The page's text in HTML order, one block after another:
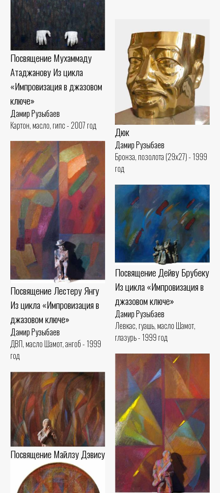
Посвящение Мухаммаду
Атаджанову Из цикла
«Импровизация в джазовом
ключе»
Дамир Рузыбаев
Картон, масло, гипс - 2007 год
Дюк
Дамир Рузыбаев
Бронза, позолота (29x27) - 1999
год
Посвящение Лестеру Янгу
Из цикла «Импровизация в
джазовом ключе»
Дамир Рузыбаев
ДВП, масло Шамот, ангоб - 1999
год
Посвящение Дейву Брубеку
Из цикла «Импровизация в
джазовом ключе»
Дамир Рузыбаев
Левкас, гуашь, масло Шамот,
глазурь - 1999 год
Посвящение Майлзу Дэвису
Из цикла «Импровизация в
джазовом ключе»